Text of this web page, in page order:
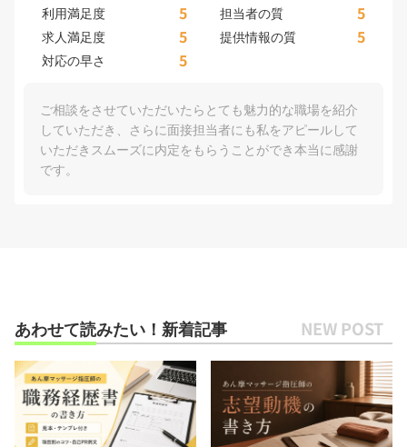
利用満足度 5 担当者の質 5
求人満足度 5 提供情報の質 5
対応の早さ 5
ご相談をさせていただいたらとても魅力的な職場を紹介
していただき、さらに面接担当者にも私をアピールして
いただきスムーズに内定をもらうことができ本当に感謝
です。
あわせて読みたい！新着記事